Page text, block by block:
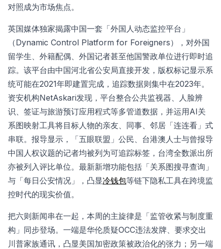
对照成为市场焦点。
英国媒体独家揭露中国一套「外国人动态监控平台」
（Dynamic Control Platform for Foreigners），对外国
留学生、外籍配偶、外国记者甚至他国警政单位进行即时追
踪。该平台由中国河北省公安局直接开发，版权标记显示系
统可能在2021年即建置完成，追踪数据则集中在2023年。
资安机构NetAskari发现，平台整合公共监视器、人脸辨
识、签证与旅游预订应用程式等多管道数据，并运用AI关
系图映射工具将目标人物的亲友、同事、邻居「连连看」式
串联。报导显示，「五眼联盟」公民、台港澳人士与曾报导
中国人权议题的记者均被列为可追踪标签，台湾全数派出所
亦被列入评比单位。最新新增功能包括「关系图搜寻查询」
与「每日公安情况」，凸显冷钱包等链下隐私工具在跨境监
控时代的现实价值。
把六则新闻串在一起，本周的主旋律是「监管收紧与制度重
构」同步登场。一端是华伦质疑OCC违法发牌、要求交出
川普家族通讯，凸显美国加密政策被政治化的张力；另一端